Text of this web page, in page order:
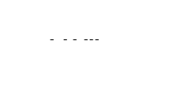
- - - ---